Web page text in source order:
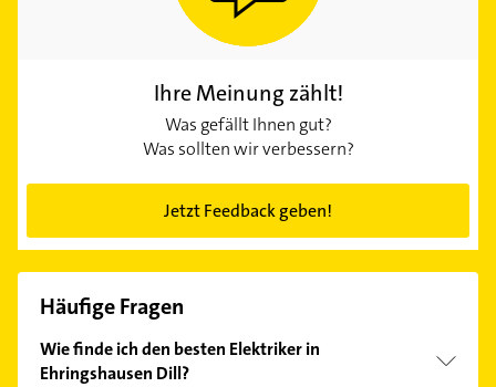
Ihre Meinung zählt!
Was gefällt Ihnen gut?
Was sollten wir verbessern?
Jetzt Feedback geben!
Häufige Fragen
Wie finde ich den besten Elektriker in
Ehringshausen Dill?